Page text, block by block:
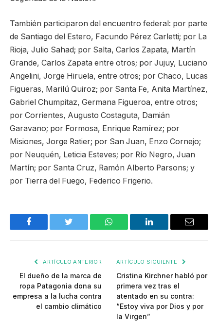
También participaron del encuentro federal: por parte
de Santiago del Estero, Facundo Pérez Carletti; por La
Rioja, Julio Sahad; por Salta, Carlos Zapata, Martín
Grande, Carlos Zapata entre otros; por Jujuy, Luciano
Angelini, Jorge Hiruela, entre otros; por Chaco, Lucas
Figueras, Marilú Quiroz; por Santa Fe, Anita Martínez,
Gabriel Chumpitaz, Germana Figueroa, entre otros;
por Corrientes, Augusto Costaguta, Damián
Garavano; por Formosa, Enrique Ramírez; por
Misiones, Jorge Ratier; por San Juan, Enzo Cornejo;
por Neuquén, Leticia Esteves; por Río Negro, Juan
Martín; por Santa Cruz, Ramón Alberto Parsons; y
por Tierra del Fuego, Federico Frigerio.
Facebook Twitter WhatsApp LinkedIn Email
ARTÍCULO ANTERIOR
El dueño de la marca de
ropa Patagonia dona su
empresa a la lucha contra
el cambio climático
ARTÍCULO SIGUIENTE
Cristina Kirchner habló por
primera vez tras el
atentado en su contra:
“Estoy viva por Dios y por
la Virgen”